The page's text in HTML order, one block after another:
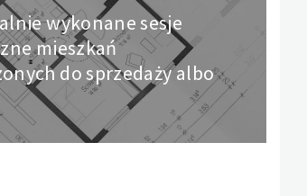
wykonane sesje
mieszkań
do sprzedaży albo